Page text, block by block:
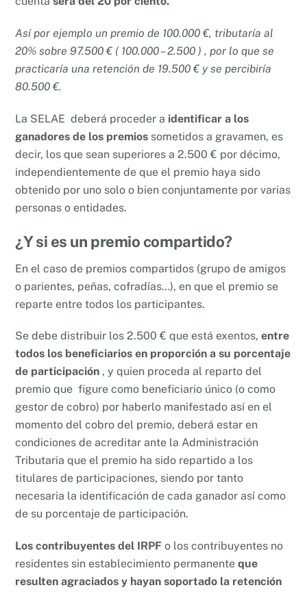
Así por ejemplo un premio de 100.000 €, tributaría al
20% sobre 97.500 € ( 100.000 – 2.500 ) , por lo que se
practicaría una retención de 19.500 € y se percibiría
80.500 €.
La SELAE deberá proceder a identificar a los
ganadores de los premios sometidos a gravamen, es
decir, los que sean superiores a 2.500 € por décimo,
independientemente de que el premio haya sido
obtenido por uno solo o bien conjuntamente por varias
personas o entidades.
¿Y si es un premio compartido?
En el caso de premios compartidos (grupo de amigos
o parientes, peñas, cofradías…), en que el premio se
reparte entre todos los participantes.
Se debe distribuir los 2.500 € que está exentos,entre
todos los beneficiarios en proporción a su porcentaje
de participación , y quien proceda al reparto del
premio que figure como beneficiario único (o como
gestor de cobro) por haberlo manifestado así en el
momento del cobro del premio, deberá estar en
condiciones de acreditar ante la Administración
Tributaria que el premio ha sido repartido a los
titulares de participaciones, siendo por tanto
necesaria la identificación de cada ganador así como
de su porcentaje de participación.
Los contribuyentes del IRPF o los contribuyentes no
residentes sin establecimiento permanenteque
resulten agraciados y hayan soportado la retención